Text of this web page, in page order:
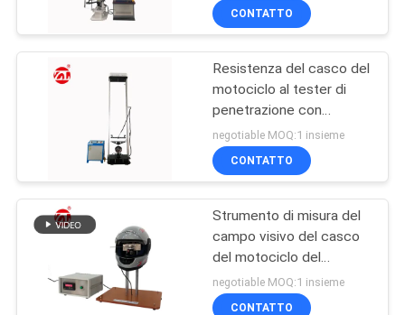
RICHIEDA
UNA
CITAZIONE
MAPPA
SITO
Macchina universale
di collaudo
Miscelatore di
Banbury
32
CONTATTO
Resistenza del casco del
motociclo al tester di
penetrazione con
NELLM2015 COME NZS
2063
negotiable MOQ:1 insieme
CONTATTO
Strumento di misura del
campo visivo del casco
del motociclo del
visualizzatore digitale del
LED
negotiable MOQ:1 insieme
CONTATTO